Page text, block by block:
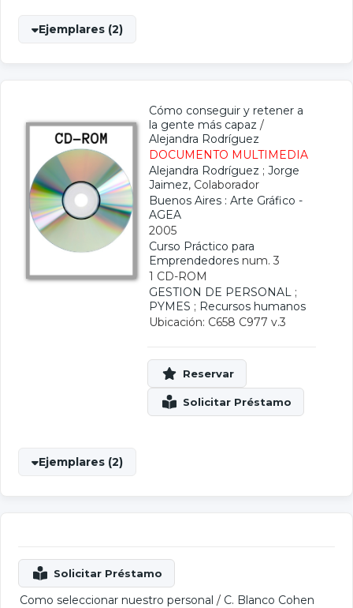
Ejemplares (2)
Cómo conseguir y retener a
la gente más capaz /
Alejandra Rodríguez
DOCUMENTO MULTIMEDIA
Alejandra Rodríguez ; Jorge
Jaimez, Colaborador
Buenos Aires : Arte Gráfico -
AGEA
2005
Curso Práctico para
Emprendedores num. 3
1 CD-ROM
GESTION DE PERSONAL ;
PYMES ; Recursos humanos
Ubicación: C658 C977 v.3
Ejemplares (2)
Como seleccionar nuestro personal / C. Blanco Cohen